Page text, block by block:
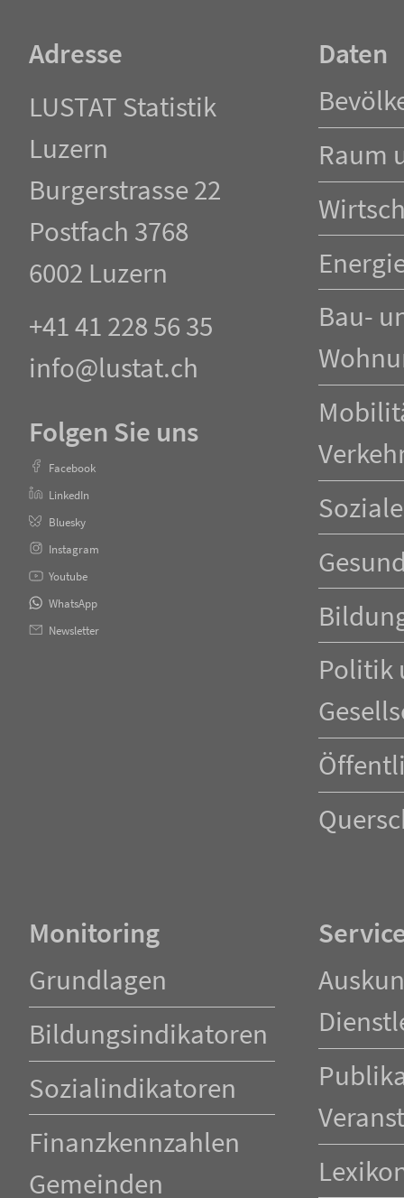
Adresse
LUSTAT Statistik
Luzern
Burgerstrasse 22
Postfach 3768
6002 Luzern
+41 41 228 56 35
info@lustat.ch
Folgen Sie uns
Facebook
LinkedIn
Bluesky
Instagram
Youtube
WhatsApp
Newsletter
Daten
überspringen
Raum
Bau-
Politik
Monitoring
überspringen
Grundlagen
Bildungsindikatoren
Sozialindikatoren
Finanzkennzahlen
Gemeinden
überspringen